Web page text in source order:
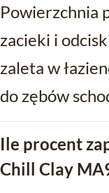
Powierzchnia
zacieki i
zaleta w
do zębów
Ile procent
Chill Clay